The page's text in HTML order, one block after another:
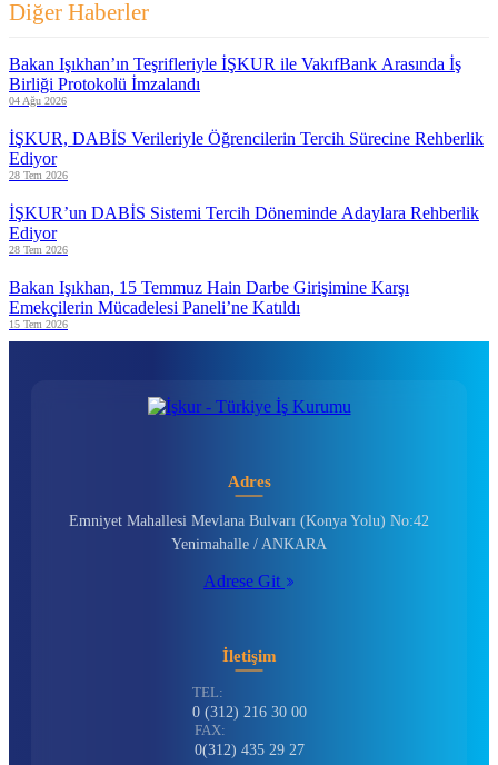
Diğer Haberler
Bakan Işıkhan’ın Teşrifleriyle İŞKUR ile VakıfBank Arasında İş
Birliği Protokolü İmzalandı
04 Ağu 2026
İŞKUR, DABİS Verileriyle Öğrencilerin Tercih Sürecine Rehberlik
Ediyor
28 Tem 2026
İŞKUR’un DABİS Sistemi Tercih Döneminde Adaylara Rehberlik
Ediyor
28 Tem 2026
Bakan Işıkhan, 15 Temmuz Hain Darbe Girişimine Karşı
Emekçilerin Mücadelesi Paneli’ne Katıldı
15 Tem 2026
Adres
Emniyet Mahallesi Mevlana Bulvarı (Konya Yolu) No:42
Yenimahalle / ANKARA
Adrese Git
İletişim
TEL:
0 (312) 216 30 00
FAX:
0(312) 435 29 27